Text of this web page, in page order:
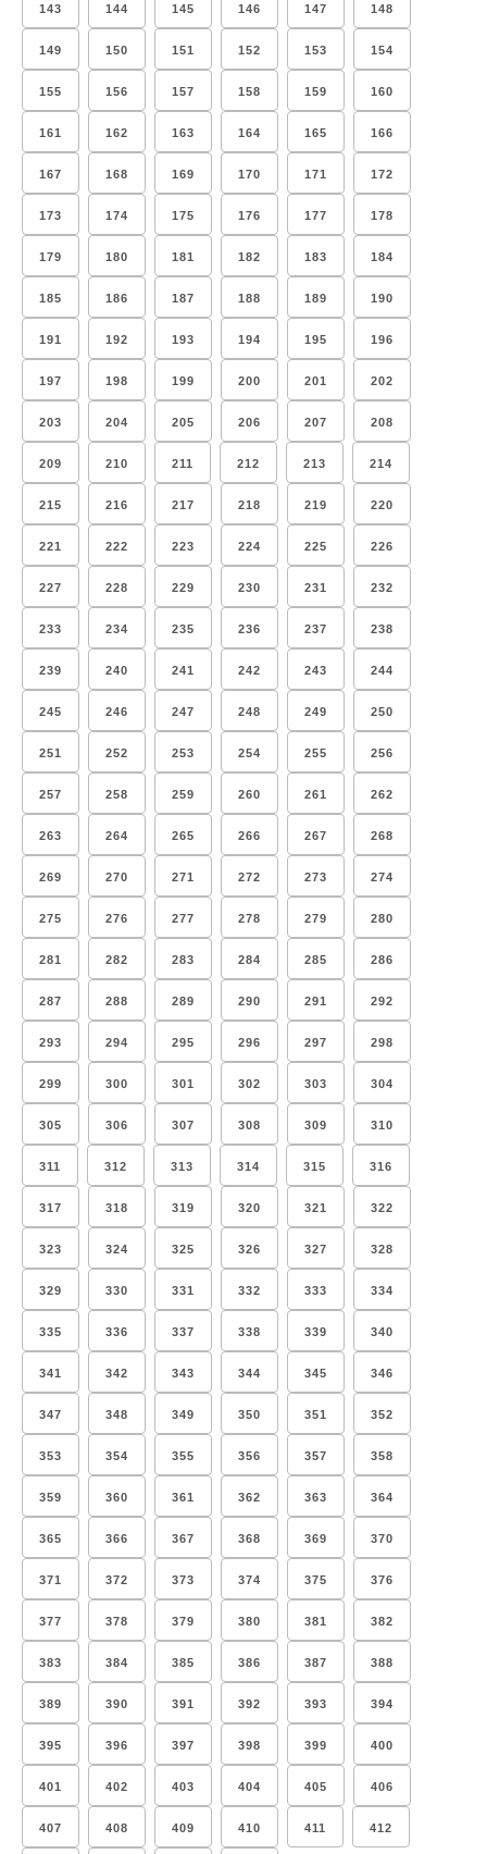
143 144 145 146 147 148
149 150 151 152 153 154
155 156 157 158 159 160
161 162 163 164 165 166
167 168 169 170 171 172
173 174 175 176 177 178
179 180 181 182 183 184
185 186 187 188 189 190
191 192 193 194 195 196
197 198 199 200 201 202
203 204 205 206 207 208
209 210 211 212 213 214
215 216 217 218 219 220
221 222 223 224 225 226
227 228 229 230 231 232
233 234 235 236 237 238
239 240 241 242 243 244
245 246 247 248 249 250
251 252 253 254 255 256
257 258 259 260 261 262
263 264 265 266 267 268
269 270 271 272 273 274
275 276 277 278 279 280
281 282 283 284 285 286
287 288 289 290 291 292
293 294 295 296 297 298
299 300 301 302 303 304
305 306 307 308 309 310
311 312 313 314 315 316
317 318 319 320 321 322
323 324 325 326 327 328
329 330 331 332 333 334
335 336 337 338 339 340
341 342 343 344 345 346
347 348 349 350 351 352
353 354 355 356 357 358
359 360 361 362 363 364
365 366 367 368 369 370
371 372 373 374 375 376
377 378 379 380 381 382
383 384 385 386 387 388
389 390 391 392 393 394
395 396 397 398 399 400
401 402 403 404 405 406
407 408 409 410 411 412